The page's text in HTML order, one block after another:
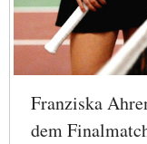
Franziska
dem